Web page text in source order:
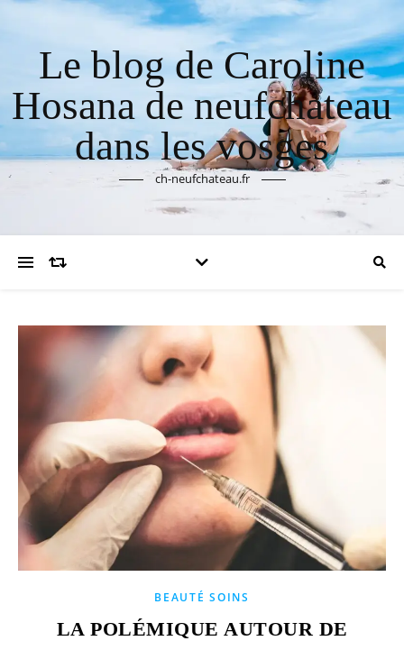
Le blog de Caroline
Hosana de neufchateau
dans les vosges
ch-neufchateau.fr
BEAUTÉ SOINS
LA POLÉMIQUE AUTOUR DE